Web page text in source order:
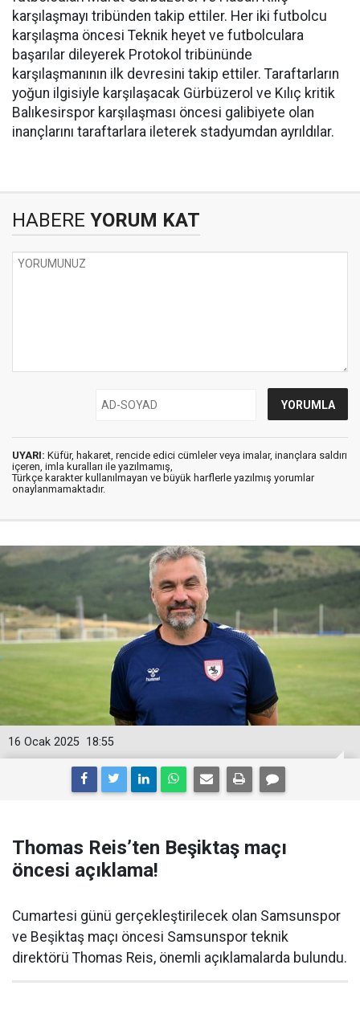
karşılaşmayı tribünden takip ettiler. Her iki futbolcu
karşılaşma öncesi Teknik heyet ve futbolculara
başarılar dileyerek Protokol tribününde
karşılaşmanının ilk devresini takip ettiler. Taraftarların
yoğun ilgisiyle karşılaşacak Gürbüzerol ve Kılıç kritik
Balıkesirspor karşılaşması öncesi galibiyete olan
inançlarını taraftarlara ileterek stadyumdan ayrıldılar.
HABERE YORUM KAT
UYARI: Küfür, hakaret, rencide edici cümleler veya imalar, inançlara saldırı
içeren, imla kuralları ile yazılmamış,
Türkçe karakter kullanılmayan ve büyük harflerle yazılmış yorumlar
onaylanmamaktadır.
18:55
16 Ocak 2025
Thomas Reis’ten Beşiktaş maçı
öncesi açıklama!
Cumartesi günü gerçekleştirilecek olan Samsunspor
ve Beşiktaş maçı öncesi Samsunspor teknik
direktörü Thomas Reis, önemli açıklamalarda bulundu.